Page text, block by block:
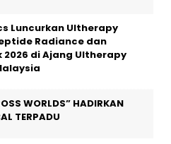
Luncurkan Ultherapy
Radiance dan
2026 di Ajang Ultherapy
WORLDS” HADIRKAN
TERPADU